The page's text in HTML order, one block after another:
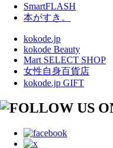
SmartFLASH
本がすき。
kokode.jp
kokode Beauty
Mart SELECT SHOP
女性自身百貨店
kokode.jp GIFT